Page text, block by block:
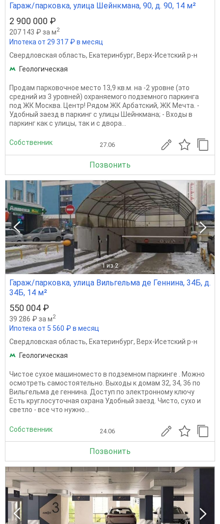
Гараж/парковка, улица Шейнкмана, 90, д. 90, 14 м²
2 900 000 ₽
207 143 ₽ за м2
Ипотека от 29 317 ₽ в месяц
Свердловская область, Екатеринбург, Верх-Исетский р-н
Геологическая
Продам парковочное место 13,9 кв.м. на -2 уровне (это
средний из 3 уровней) охраняемого подземного паркинга
под ЖК Москва. Центр! Рядом ЖК Арбатский, ЖК Мечта. -
Удобный заезд в паркинг с улицы Шейнкмана; - Входы в
паркинг как с улицы, так и с двора...
Собственник 27.06
Позвонить
1 из 2
Гараж/парковка, улица Вильгельма де Геннина, 34Б, д.
34Б, 14 м²
550 004 ₽
39 286 ₽ за м2
Ипотека от 5 560 ₽ в месяц
Свердловская область, Екатеринбург, Верх-Исетский р-н
Геологическая
Чистое сухое машиноместо в подземном паркинге . Можно
осмотреть самостоятельно. Выходы к домам 32, 34, 36 по
Вильгельма де геннина. Доступ по электронному ключу
Есть круглосуточная охрана Удобный заезд. Чисто, сухо и
светло - все что нужно...
Собственник 24.06
Позвонить